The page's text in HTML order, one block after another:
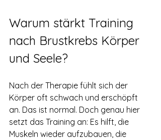
Warum stärkt Training
nach Brustkrebs Körper
und Seele?
Nach der Therapie fühlt sich der
Körper oft schwach und erschöpft
an. Das ist normal. Doch genau hier
setzt das Training an: Es hilft, die
Muskeln wieder aufzubauen, die